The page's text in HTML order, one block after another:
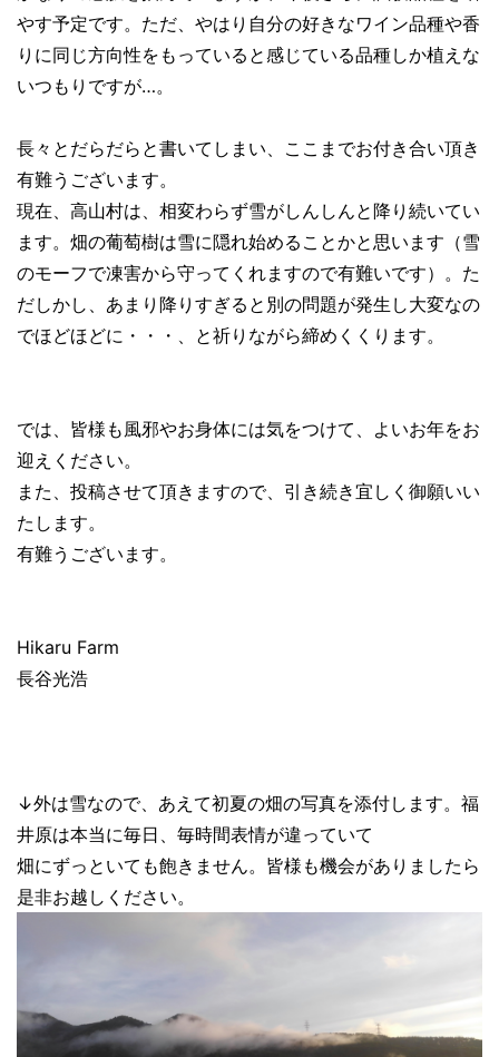
やす予定です。ただ、やはり自分の好きなワイン品種や香
りに同じ方向性をもっていると感じている品種しか植えな
いつもりですが…。
長々とだらだらと書いてしまい、ここまでお付き合い頂き
有難うございます。
現在、高山村は、相変わらず雪がしんしんと降り続いてい
ます。畑の葡萄樹は雪に隠れ始めることかと思います（雪
のモーフで凍害から守ってくれますので有難いです）。た
だしかし、あまり降りすぎると別の問題が発生し大変なの
でほどほどに・・・、と祈りながら締めくくります。
では、皆様も風邪やお身体には気をつけて、よいお年をお
迎えください。
また、投稿させて頂きますので、引き続き宜しく御願いい
たします。
有難うございます。
Hikaru Farm
長谷光浩
↓外は雪なので、あえて初夏の畑の写真を添付します。福
井原は本当に毎日、毎時間表情が違っていて
畑にずっといても飽きません。皆様も機会がありましたら
是非お越しください。